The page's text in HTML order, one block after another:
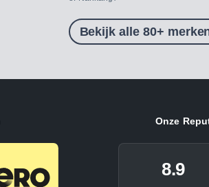
Bekijk alle 80+
Onze
8.9